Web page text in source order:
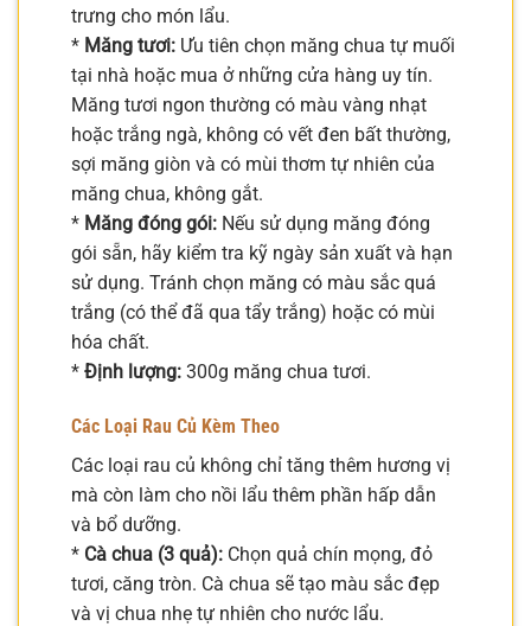
trưng cho món lẩu.
* Măng tươi: Ưu tiên chọn măng chua tự muối
tại nhà hoặc mua ở những cửa hàng uy tín.
Măng tươi ngon thường có màu vàng nhạt
hoặc trắng ngà, không có vết đen bất thường,
sợi măng giòn và có mùi thơm tự nhiên của
măng chua, không gắt.
* Măng đóng gói: Nếu sử dụng măng đóng
gói sẵn, hãy kiểm tra kỹ ngày sản xuất và hạn
sử dụng. Tránh chọn măng có màu sắc quá
trắng (có thể đã qua tẩy trắng) hoặc có mùi
hóa chất.
* Định lượng: 300g măng chua tươi.
Các Loại Rau Củ Kèm Theo
Các loại rau củ không chỉ tăng thêm hương vị
mà còn làm cho nồi lẩu thêm phần hấp dẫn
và bổ dưỡng.
* Cà chua (3 quả): Chọn quả chín mọng, đỏ
tươi, căng tròn. Cà chua sẽ tạo màu sắc đẹp
và vị chua nhẹ tự nhiên cho nước lẩu.